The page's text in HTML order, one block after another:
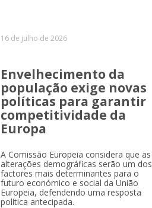
16 de julho de 2026
Envelhecimento da
população exige novas
políticas para garantir
competitividade da
Europa
A Comissão Europeia considera que as
alterações demográficas serão um dos
factores mais determinantes para o
futuro económico e social da União
Europeia, defendendo uma resposta
política antecipada.